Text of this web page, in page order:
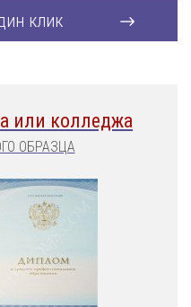
клик
или колледжа
ОБРАЗЦА